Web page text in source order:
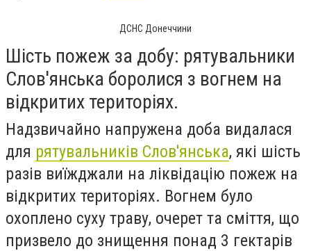
ДСНС Донеччини
Шість пожеж за добу: рятувальники
Слов'янська боролися з вогнем на
відкритих територіях.
Надзвичайно напружена доба видалася
для рятувальників Слов'янська, які шість
разів виїжджали на ліквідацію пожеж на
відкритих територіях. Вогнем було
охоплено суху траву, очерет та сміття, що
призвело до знищення понад 3 гектарів